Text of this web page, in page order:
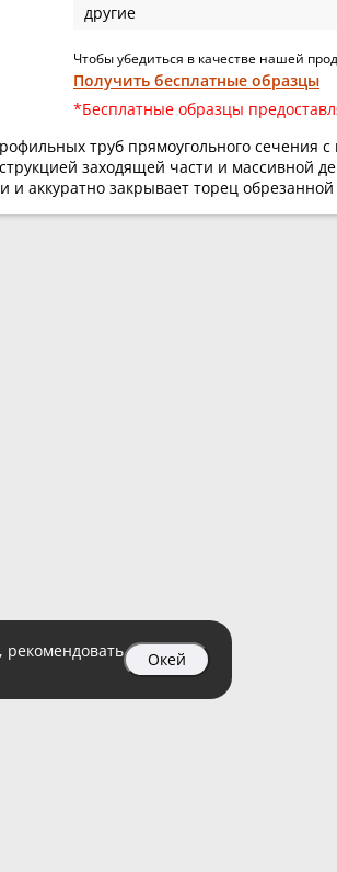
другие
Чтобы убедиться в качестве нашей
Получить бесплатные образцы
*Бесплатные образцы
труб прямоугольного
заходящей части и массивной
и аккуратно закрывает торец
рекомендовать
Окей